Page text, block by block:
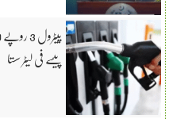
پیسے فی لیٹر سستا